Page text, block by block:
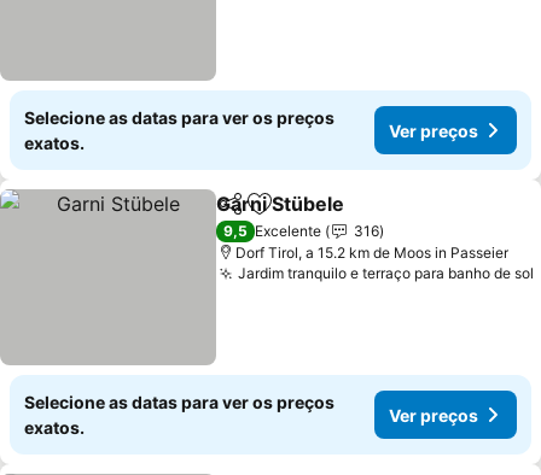
Selecione as datas para ver os preços
exatos.
Ver preços
PartilharAdicionar aos favoritos
Garni Stübele
9,5 Excelente
316
Dorf Tirol, a 15.2 km de Moos in Passeier
Jardim tranquilo e terraço para banho de sol
Selecione as datas para ver os preços
exatos.
Ver preços